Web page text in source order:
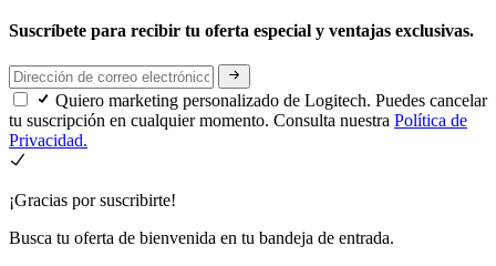
Suscríbete para recibir tu oferta especial y ventajas exclusivas.
Quiero marketing personalizado de Logitech. Puedes cancelar
tu suscripción en cualquier momento. Consulta nuestra Política de
Privacidad.
¡Gracias por suscribirte!
Busca tu oferta de bienvenida en tu bandeja de entrada.